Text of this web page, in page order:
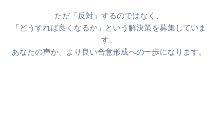
ただ「反対」するのではなく、
「どうすれば良くなるか」という解決策を募集していま
す。
あなたの声が、より良い合意形成への一歩になります。